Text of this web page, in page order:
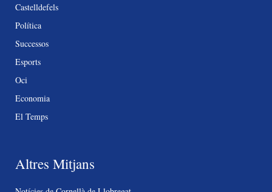
Castelldefels
Política
Successos
Esports
Oci
Economia
El Temps
Altres Mitjans